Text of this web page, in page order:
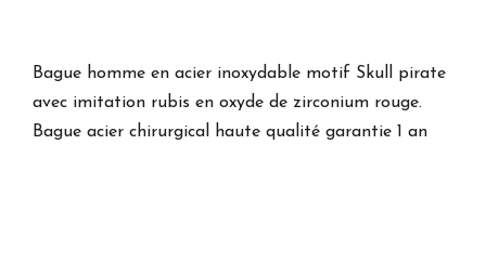
Bague homme en acier inoxydable motif Skull pirate
avec imitation rubis en oxyde de zirconium rouge.
Bague acier chirurgical haute qualité garantie 1 an